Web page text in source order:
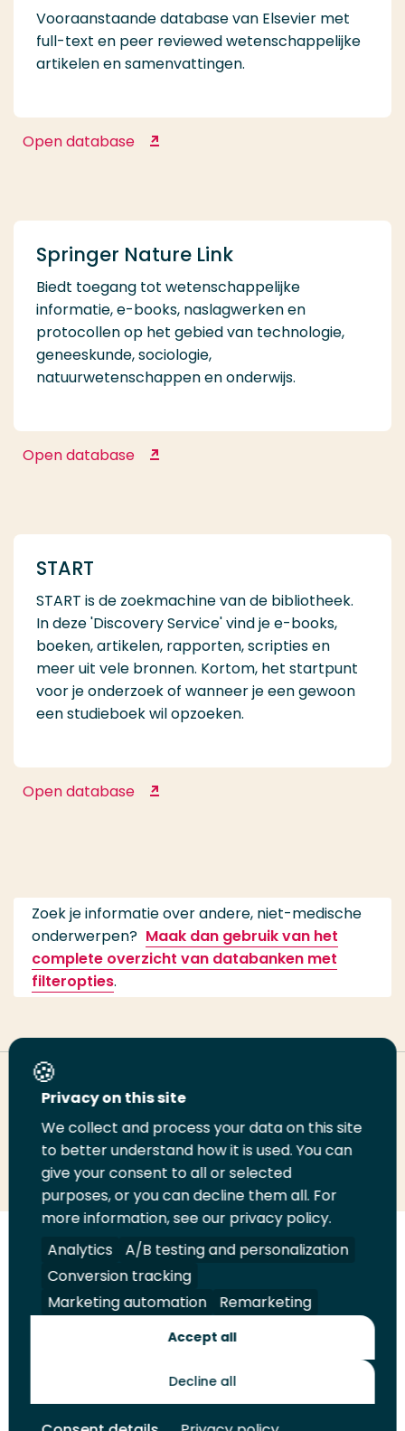
Vooraanstaande database van Elsevier met
full-text en peer reviewed wetenschappelijke
artikelen en samenvattingen.
Open database ScienceDirect
Springer Nature Link
Biedt toegang tot wetenschappelijke
informatie, e-books, naslagwerken en
protocollen op het gebied van technologie,
geneeskunde, sociologie,
natuurwetenschappen en onderwijs.
Open database Springer Nature Link
START
START is de zoekmachine van de bibliotheek.
In deze 'Discovery Service' vind je e-books,
boeken, artikelen, rapporten, scripties en
meer uit vele bronnen. Kortom, het startpunt
voor je onderzoek of wanneer je een gewoon
een studieboek wil opzoeken.
Open database START
Zoek je informatie over andere, niet-medische
onderwerpen? Maak dan gebruik van het
complete overzicht van databanken met
filteropties.
Deel deze pagina
Deel
LinkedIn
Deel
op
Twitter
Deel
op
Facebook
Email
deze
pagina
Print
deze
pagina
Volg
ons
op
LinkedIn
Volg
ons
op
Facebook
Volg
ons
op
YouTube
Volg
ons
op
Instagram
Juridisch Security A-Z Index
Contact
Toekomstmakers
Privacy on this site
We collect and process your data on this site
to better understand how it is used. You can
give your consent to all or selected
purposes, or you can decline them all. For
more information, see our privacy policy.
Analytics
A/B testing and personalization
Conversion tracking
Marketing automation
Remarketing
Accept all
Decline all